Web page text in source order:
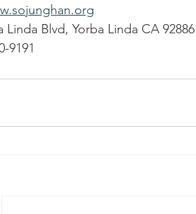
Linda Blvd, Yorba Linda CA 92886
9191